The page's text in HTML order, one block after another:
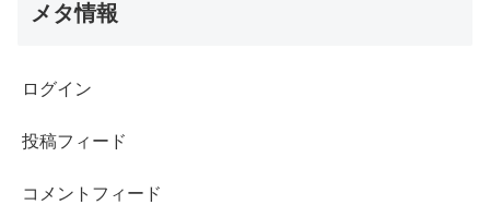
メタ情報
ログイン
投稿フィード
コメントフィード